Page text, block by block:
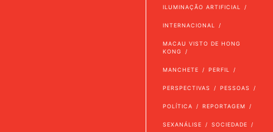
ILUMINAÇÃO ARTIFICIAL
INTERNACIONAL
MACAU VISTO DE HONG
KONG
MANCHETE PERFIL
PERSPECTIVAS PESSOAS
POLÍTICA REPORTAGEM
SEXANÁLISE SOCIEDADE